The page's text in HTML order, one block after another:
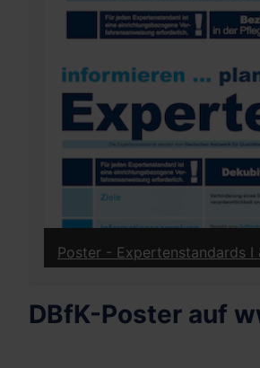
Poster - Expertenstandards
DBfK-Poster auf